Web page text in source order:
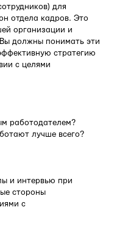
для
отдела кадров. Это
организации и
должны понимать эти
стратегию
с целями
работодателем?
лучше всего?
и интервью при
стороны
с